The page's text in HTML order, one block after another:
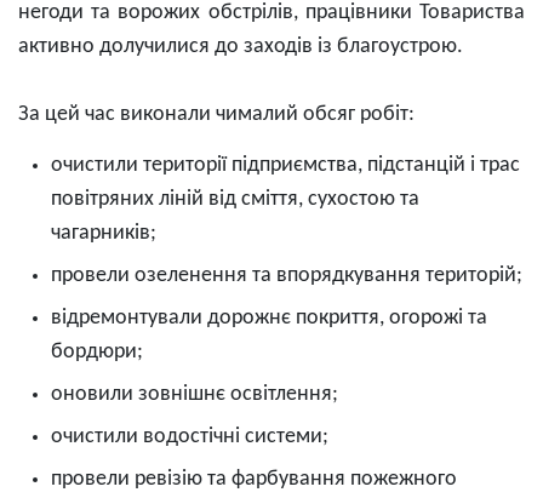
негоди та ворожих обстрілів, працівники Товариства
активно долучилися до заходів із благоустрою.
За цей час виконали чималий обсяг робіт:
очистили території підприємства, підстанцій і трас
повітряних ліній від сміття, сухостою та
чагарників;
провели озеленення та впорядкування територій;
відремонтували дорожнє покриття, огорожі та
бордюри;
оновили зовнішнє освітлення;
очистили водостічні системи;
провели ревізію та фарбування пожежного